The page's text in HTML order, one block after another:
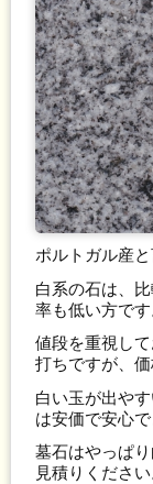
ポルトガル産
白系の石は、
率も低い方です
値段を重視し
打ちですが、価
白い玉が出や
は安価で安心
墓石はやっぱ
見積りください